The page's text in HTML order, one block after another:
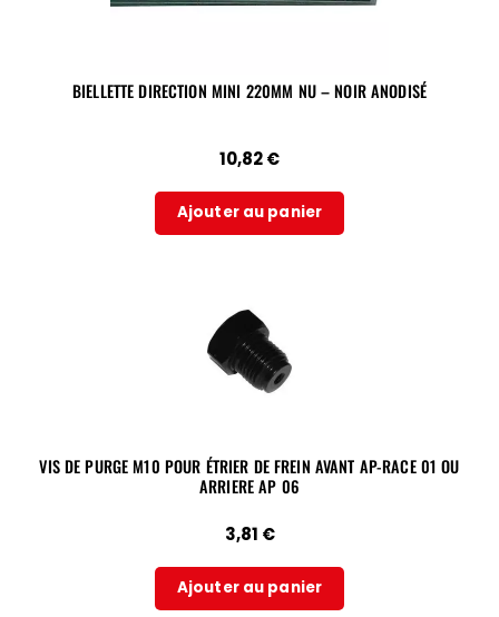
BIELLETTE DIRECTION MINI 220MM NU – NOIR ANODISÉ
10,82€
Ajouter au panier
VIS DE PURGE M10 POUR ÉTRIER DE FREIN AVANT AP-RACE 01 OU
ARRIERE AP 06
3,81 €
Ajouter au panier